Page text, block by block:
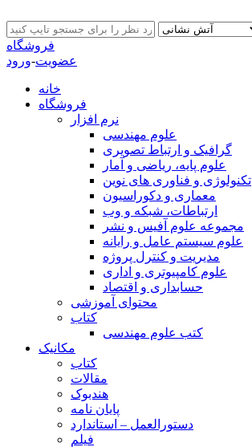
فروشگاه
عضویت-ورود
خانه
فروشگاه
نرم افزار
علوم مهندسی
گرافیک و ارتباط تصویری
علوم پایه، ریاضی و آمار
تکنولوژی و فناوری های نوین
معماری و دکوراسیون
ارتباطات، شبکه و وب
مجموعه علوم آفیس و نشر
علوم سیستم عامل و رایانه
مدیریت و کنترل پروژه
علوم کامپیوتری و اداری
حسابداری و اقتصاد
محتوای آموزشی
کتاب
کتب علوم مهندسی
مکانیک
کتاب
مقالات
هندبوک
پایان نامه
دستورالعمل – استاندارد
فیلم